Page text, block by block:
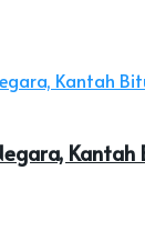
Kantah